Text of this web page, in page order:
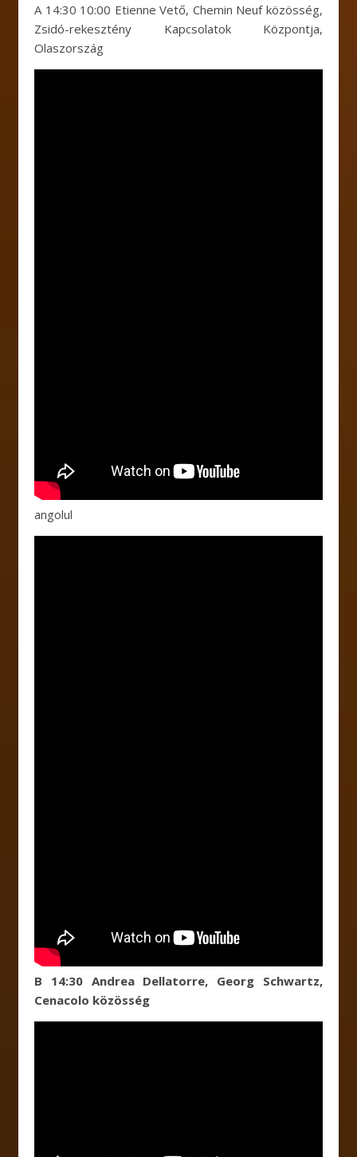
A 14:30 10:00 Etienne Vető, Chemin Neuf közösség,
Zsidó-rekesztény Kapcsolatok Központja,
Olaszország
angolul
B 14:30 Andrea Dellatorre, Georg Schwartz,
Cenacolo közösség